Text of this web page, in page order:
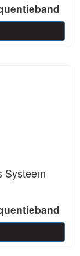
Systeem